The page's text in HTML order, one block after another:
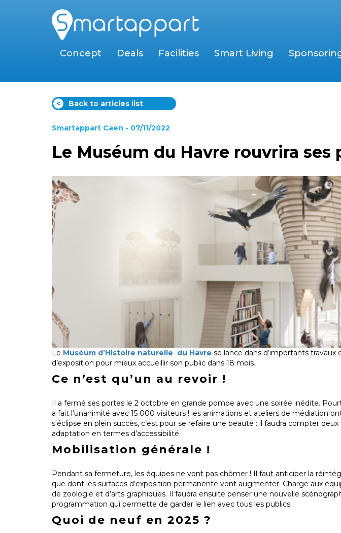
Concept Deals Facilities Smart Living
< Back to articles list
Smartappart Caen - 07/11/2022
Le Muséum du Havre rouvrira ses
Le Muséum d’Histoire naturelle du Havre se lance dans d’importants
d’exposition pour mieux accueillir son public dans 18 mois.
Ce n’est qu’un au revoir !
Il a fermé ses portes le 2 octobre en grande pompe avec une soirée inédite.
a fait l’unanimité avec 15 000 visiteurs ! les animations et ateliers de médiation
s'éclipse en plein succès, c’est pour se refaire une beauté : il faudra compter
adaptation en termes d’accessibilité.
Mobilisation générale !
Pendant sa fermeture, les équipes ne vont pas chômer ! Il faut anticiper la
que dont les surfaces d’exposition permanente vont augmenter. Charge aux
de zoologie et d’arts graphiques. Il faudra ensuite penser une nouvelle
programmation qui permette de garder le lien avec tous les publics.
Quoi de neuf en 2025 ?